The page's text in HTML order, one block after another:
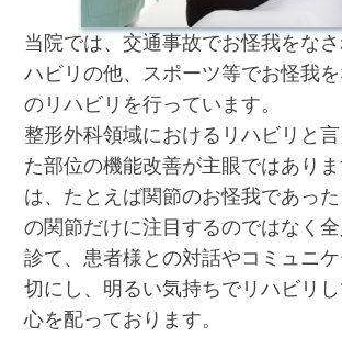
当院では、交通事故でお怪我をな
ハビリの他、スポーツ等でお怪我
のリハビリを行っています。
整形外科領域におけるリハビリと
た部位の機能改善が主眼ではあり
は、たとえば関節のお怪我であっ
の関節だけに注目するのではなく
診て、患者様との対話やコミュニ
切にし、明るい気持ちでリハビリ
心を配っております。